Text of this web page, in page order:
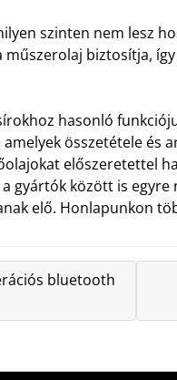
szinten nem lesz
műszerolaj biztosítja,
hasonló
amelyek összetétele és
előszeretettel
gyártók között is
elő. Honlapunkon
bluetooth